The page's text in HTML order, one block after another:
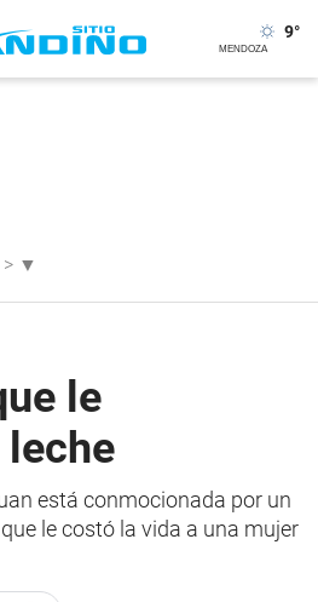
9°
> ▼
le
está conmocionada por un
le costó la vida a una mujer